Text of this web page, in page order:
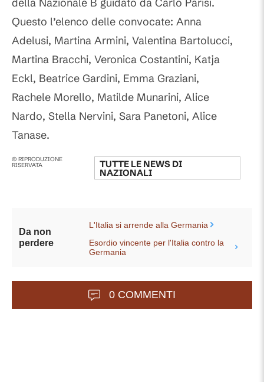
Questo l’elenco delle convocate: Anna
Adelusi, Martina Armini, Valentina Bartolucci,
Martina Bracchi, Veronica Costantini, Katja
Eckl, Beatrice Gardini, Emma Graziani,
Rachele Morello, Matilde Munarini, Alice
Nardo, Stella Nervini, Sara Panetoni, Alice
Tanase.
© RIPRODUZIONE
RISERVATA TUTTE LE NEWS DI
NAZIONALI
Da non
perdere
L'Italia si arrende alla Germania
Esordio vincente per l'Italia contro la
Germania
0 COMMENTI